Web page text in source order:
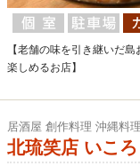
【老舗の味を引き継いだ
楽しめるお店】
居酒屋 創作料理 沖縄料
北琉笑店 いころ